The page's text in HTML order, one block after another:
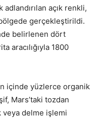
açık renkli,
gerçekleştirildi.
belirlenen dört
aracılığıyla 1800
içinde yüzlerce organik
Mars’taki tozdan
veya delme işlemi